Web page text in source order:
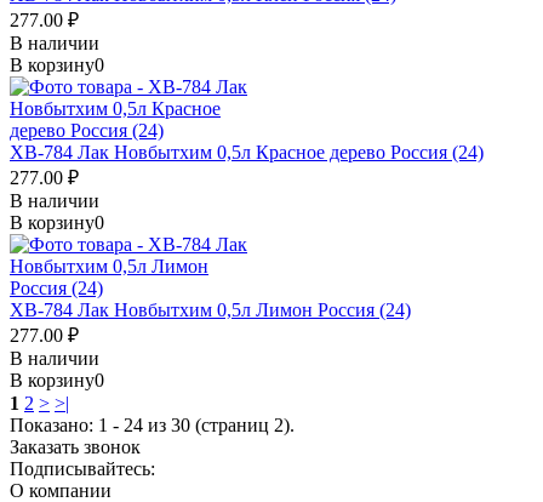
277.00 ₽
В наличии
В корзину0
ХВ-784 Лак Новбытхим 0,5л Красное дерево Россия (24)
277.00 ₽
В наличии
В корзину0
ХВ-784 Лак Новбытхим 0,5л Лимон Россия (24)
277.00 ₽
В наличии
В корзину0
1 2 > >|
Показано: 1 - 24 из 30 (страниц 2).
Заказать звонок
Подписывайтесь:
О компании